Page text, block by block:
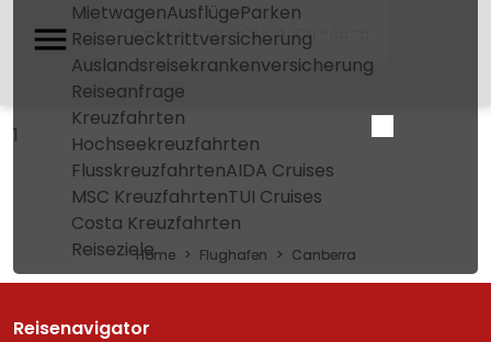
MietwagenAusflügeParken
Reiseruecktrittversicherung
Auslandsreisekrankenversicherung
Reiseanfrage
Kreuzfahrten
Hochseekreuzfahrten
FlusskreuzfahrtenAIDA Cruises
MSC KreuzfahrtenTUI Cruises
Costa Kreuzfahrten
Reiseziele
Home Flughafen Canberra
1
Home Flughafen Canberra
Reisenavigator